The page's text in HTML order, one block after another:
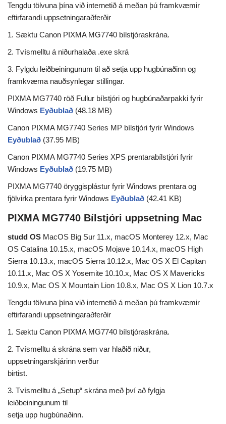
Tengdu tölvuna þína við internetið á meðan þú framkvæmir
eftirfarandi uppsetningaraðferðir
1. Sæktu Canon PIXMA MG7740 bílstjóraskrána.
2. Tvísmelltu á niðurhalaða .exe skrá
3. Fylgdu leiðbeiningunum til að setja upp hugbúnaðinn og
framkvæma nauðsynlegar stillingar.
PIXMA MG7740 röð Fullur bílstjóri og hugbúnaðarpakki fyrir
Windows Eyðublað (48.18 MB)
Canon PIXMA MG7740 Series MP bílstjóri fyrir Windows
Eyðublað (37.95 MB)
Canon PIXMA MG7740 Series XPS prentarabílstjóri fyrir
Windows Eyðublað (19.75 MB)
PIXMA MG7740 öryggisplástur fyrir Windows prentara og
fjölvirka prentara fyrir Windows Eyðublað (42.41 KB)
PIXMA MG7740 Bílstjóri uppsetning Mac
studd OS MacOS Big Sur 11.x, macOS Monterey 12.x, Mac
OS Catalina 10.15.x, macOS Mojave 10.14.x, macOS High
Sierra 10.13.x, macOS Sierra 10.12.x, Mac OS X El Capitan
10.11.x, Mac OS X Yosemite 10.10.x, Mac OS X Mavericks
10.9.x, Mac OS X Mountain Lion 10.8.x, Mac OS X Lion 10.7.x
Tengdu tölvuna þína við internetið á meðan þú framkvæmir
eftirfarandi uppsetningaraðferðir
1. Sæktu Canon PIXMA MG7740 bílstjóraskrána.
2. Tvísmelltu á skrána sem var hlaðið niður,
uppsetningarskjárinn verður
birtist.
3. Tvísmelltu á „Setup“ skrána með því að fylgja
leiðbeiningunum til
setja upp hugbúnaðinn.